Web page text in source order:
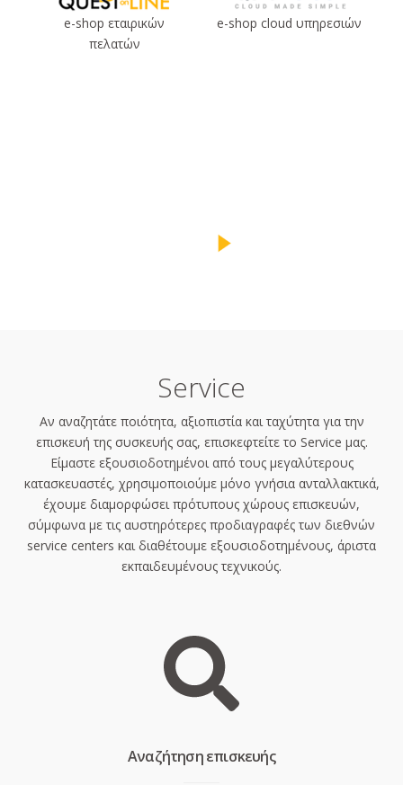
e-shop εταιρικών
πελατών
e-shop cloud υπηρεσιών
Service
Αν αναζητάτε ποιότητα, αξιοπιστία και ταχύτητα για την
επισκευή της συσκευής σας, επισκεφτείτε το Service μας.
Είμαστε εξουσιοδοτημένοι από τους μεγαλύτερους
κατασκευαστές, χρησιμοποιούμε μόνο γνήσια ανταλλακτικά,
έχουμε διαμορφώσει πρότυπους χώρους επισκευών,
σύμφωνα με τις αυστηρότερες προδιαγραφές των διεθνών
service centers και διαθέτουμε εξουσιοδοτημένους, άριστα
εκπαιδευμένους τεχνικούς.
Aναζήτηση επισκευής